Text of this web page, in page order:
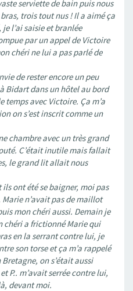
serviette de bain puis nous
trois tout nus ! Il a aimé ça
l’ai saisie et branlée
par un appel de Victoire
chéri ne lui a pas parlé de
de rester encore un peu
Bidart dans un hôtel au bord
temps avec Victoire. Ça m’a
on s’est inscrit comme un
chambre avec un très grand
C’était inutile mais fallait
le grand lit allait nous
ont été se baigner, moi pas
n’avait pas de maillot
mon chéri aussi. Demain je
chéri a frictionné Marie qui
en la serrant contre lui, je
son torse et ça m’a rappelé
on s’était aussi
P.. m’avait serrée contre lui,
devant moi.